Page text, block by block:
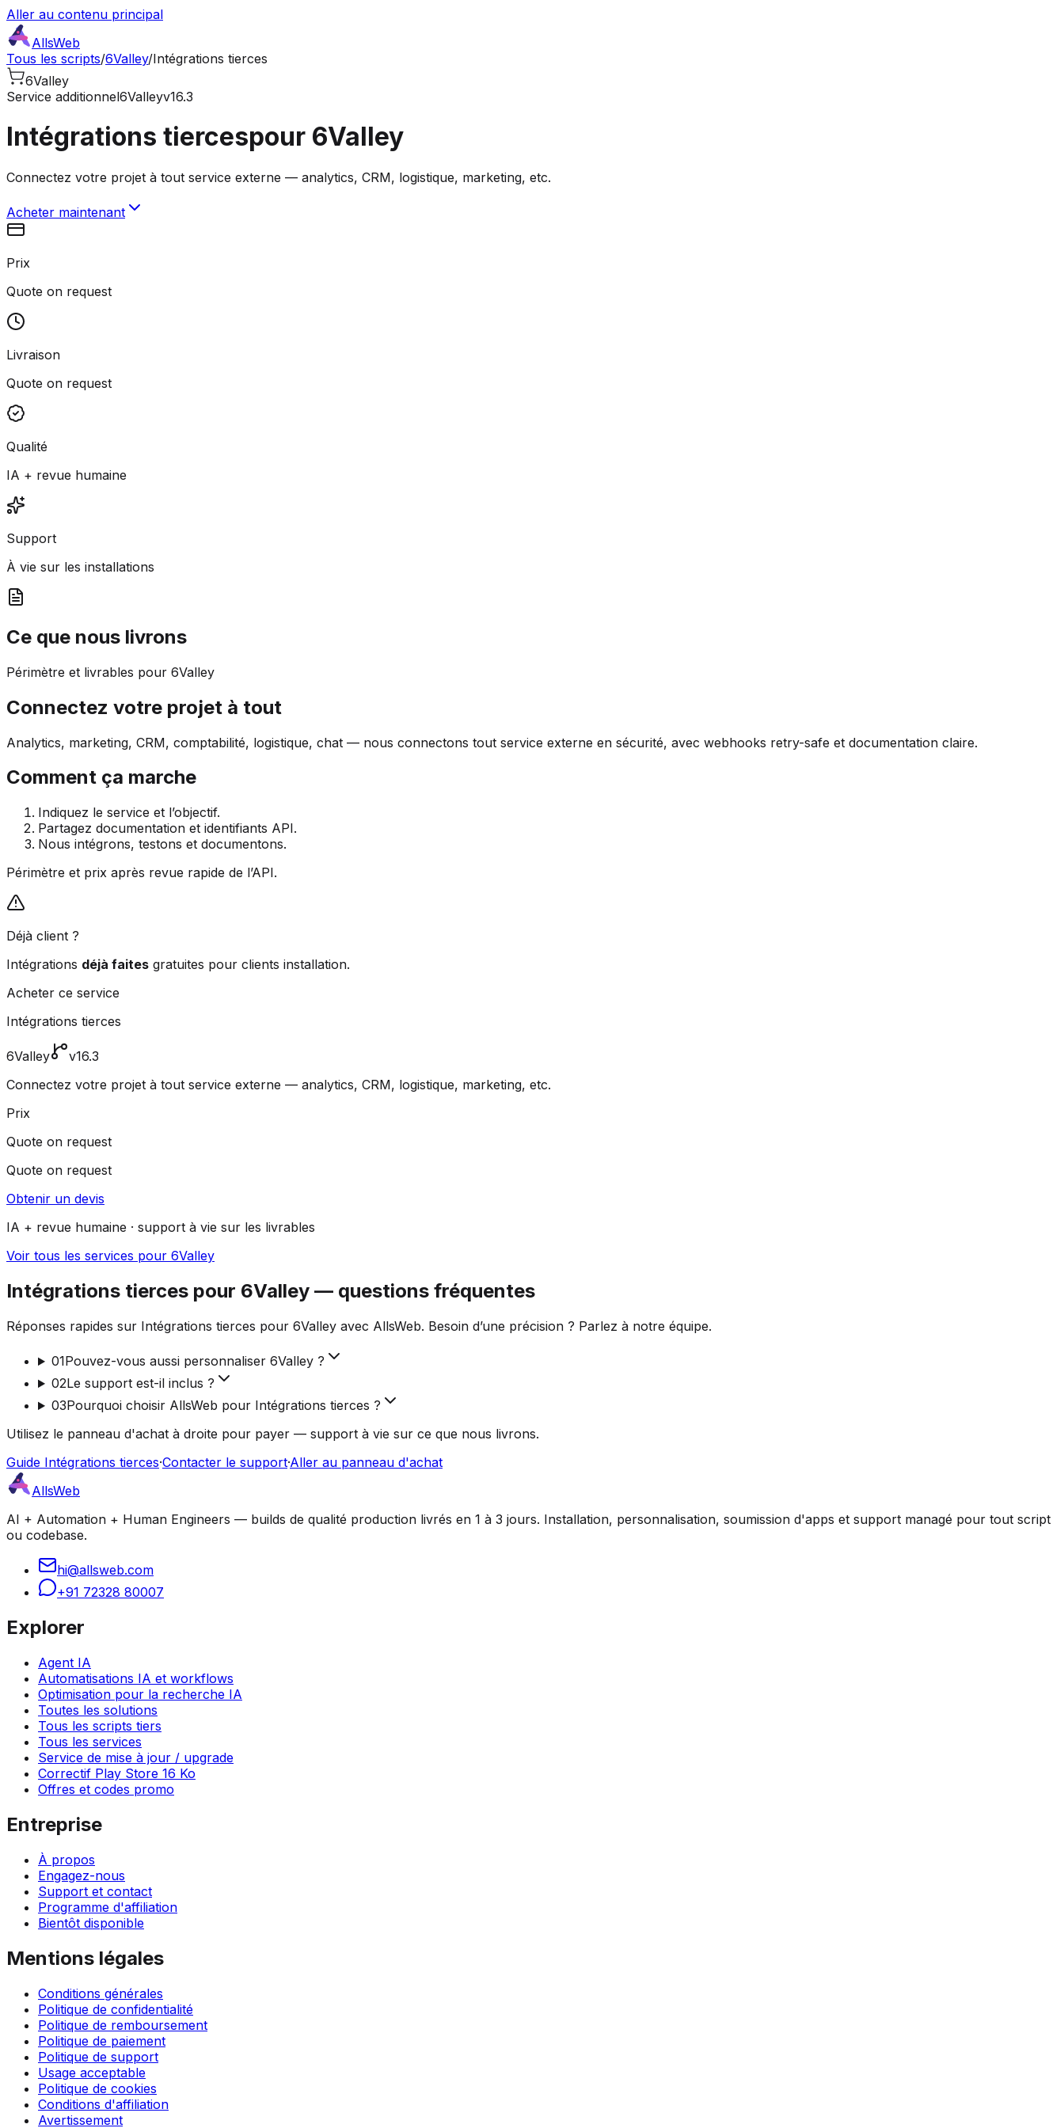
Aller au contenu principal
AllsWeb
Tous les scripts/6Valley/Intégrations tierces
6Valley
Service additionnel6Valleyv16.3
Intégrations tiercespour 6Valley
Connectez votre projet à tout service externe — analytics, CRM, logistique, marketing, etc.
Acheter maintenant
Prix
Quote on request
Livraison
Quote on request
Qualité
IA + revue humaine
Support
À vie sur les installations
Ce que nous livrons
Périmètre et livrables pour 6Valley
Connectez votre projet à tout
Analytics, marketing, CRM, comptabilité, logistique, chat — nous connectons tout service externe en sécurité, avec webhooks retry-safe et documentation claire.
Comment ça marche
Indiquez le service et l’objectif.
Partagez documentation et identifiants API.
Nous intégrons, testons et documentons.
Périmètre et prix après revue rapide de l’API.
Déjà client ?
Intégrations déjà faites gratuites pour clients installation.
Acheter ce service
Intégrations tierces
6Valley
v16.3
Connectez votre projet à tout service externe — analytics, CRM, logistique, marketing, etc.
Prix
Quote on request
Quote on request
Obtenir un devis
IA + revue humaine · support à vie sur les livrables
Voir tous les services pour 6Valley
Intégrations tierces pour 6Valley — questions fréquentes
Réponses rapides sur Intégrations tierces pour 6Valley avec AllsWeb. Besoin d’une précision ? Parlez à notre équipe.
01Pouvez-vous aussi personnaliser 6Valley ?
02Le support est-il inclus ?
03Pourquoi choisir AllsWeb pour Intégrations tierces ?
Utilisez le panneau d'achat à droite pour payer — support à vie sur ce que nous livrons.
Guide Intégrations tierces·Contacter le support·Aller au panneau d'achat
AllsWeb
AI + Automation + Human Engineers — builds de qualité production livrés en 1 à 3 jours. Installation, personnalisation, soumission d'apps et support managé pour tout script
ou codebase.
hi@allsweb.com
+91 72328 80007
Explorer
Agent IA
Automatisations IA et workflows
Optimisation pour la recherche IA
Toutes les solutions
Tous les scripts tiers
Tous les services
Service de mise à jour / upgrade
Correctif Play Store 16 Ko
Offres et codes promo
Entreprise
À propos
Engagez-nous
Support et contact
Programme d'affiliation
Bientôt disponible
Mentions légales
Conditions générales
Politique de confidentialité
Politique de remboursement
Politique de paiement
Politique de support
Usage acceptable
Politique de cookies
Conditions d'affiliation
Avertissement